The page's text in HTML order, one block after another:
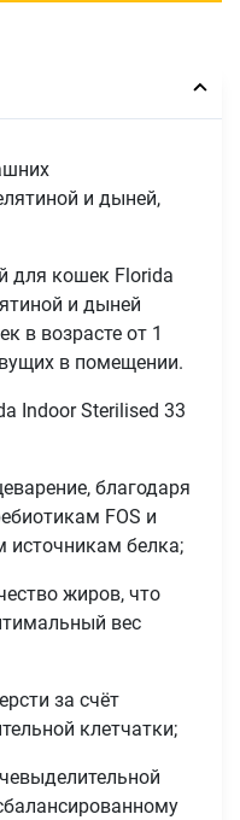
и дыней,
для кошек Florida
и дыней
в возрасте от 1
в помещении.
Indoor Sterilised 33
благодаря
FOS и
источникам белка;
жиров, что
вес
за счёт
клетчатки;